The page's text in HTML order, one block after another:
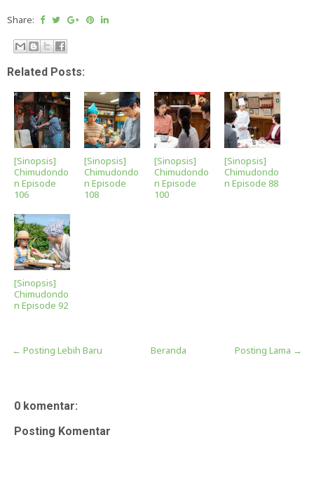
Share:
Related Posts:
[Sinopsis]
Chimudondo
n Episode
106
[Sinopsis]
Chimudondo
n Episode
108
[Sinopsis]
Chimudondo
n Episode
100
[Sinopsis]
Chimudondo
n Episode 88
[Sinopsis]
Chimudondo
n Episode 92
← Posting Lebih Baru Posting Lama →
Beranda
0 komentar:
Posting Komentar